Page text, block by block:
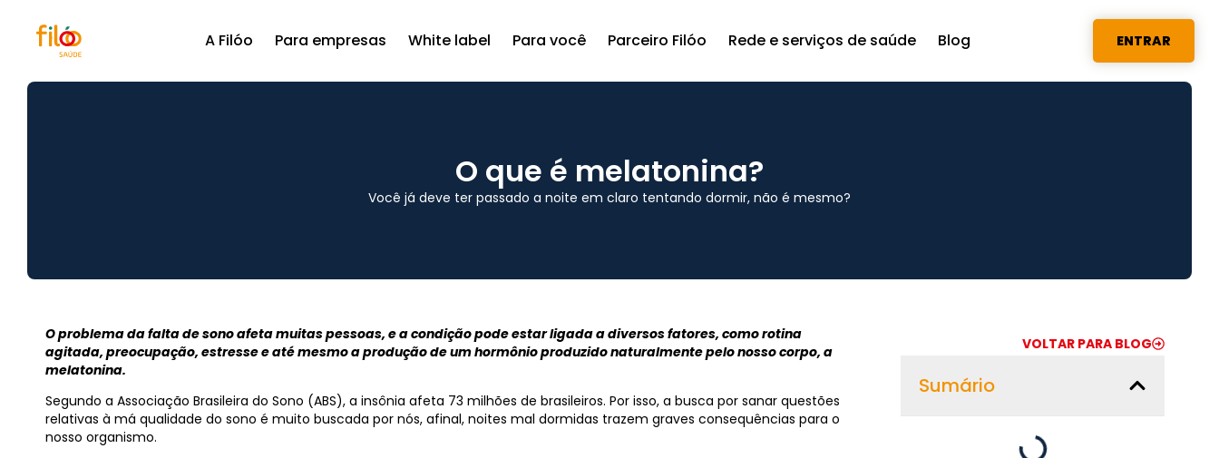
A Filóo Para empresas White label Para você Parceiro Filóo Rede e serviços de saúde Blog ENTRAR
O que é melatonina?
Você já deve ter passado a noite em claro tentando dormir, não é mesmo?
O problema da falta de sono afeta muitas pessoas, e a condição pode estar ligada a diversos fatores, como rotina
agitada, preocupação, estresse e até mesmo a produção de um hormônio produzido naturalmente pelo nosso corpo, a
melatonina.
Segundo a Associação Brasileira do Sono (ABS), a insônia afeta 73 milhões de brasileiros. Por isso, a busca por sanar questões
relativas à má qualidade do sono é muito buscada por nós, afinal, noites mal dormidas trazem graves consequências para o
nosso organismo.
VOLTAR PARA BLOG
Sumário